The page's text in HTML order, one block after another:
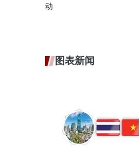
动
图表新闻